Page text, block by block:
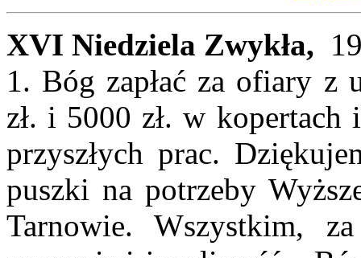
XVI Niedziela Zwykła,
1. Bóg zapłać za ofiary z
zł. i 5000 zł. w kopertach
przyszłych prac.
puszki na potrzeby
Tarnowie. Wszystkim,